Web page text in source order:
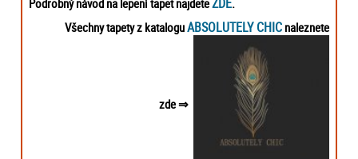
Všechny tapety z kataloguABSOLUTELY CHICnaleznete
zde⇒